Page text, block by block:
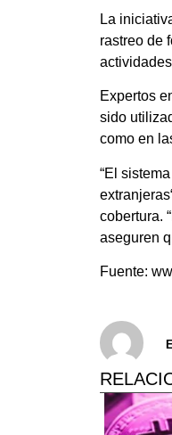
La
rastreo de
Expertos
sido
como en
“El
cobertura.
aseguren
Fuente: